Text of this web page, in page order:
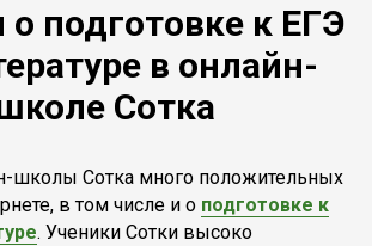
подготовке к ЕГЭ
в онлайн-
Сотка
школы Сотка много положительных
в том числе и о подготовке к
. Ученики Сотки высоко